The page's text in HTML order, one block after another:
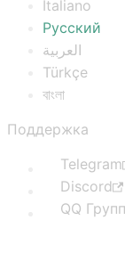
Italiano
Русский
العربية
Türkçe
বাংলা
Поддержка
Telegram
Discord
QQ